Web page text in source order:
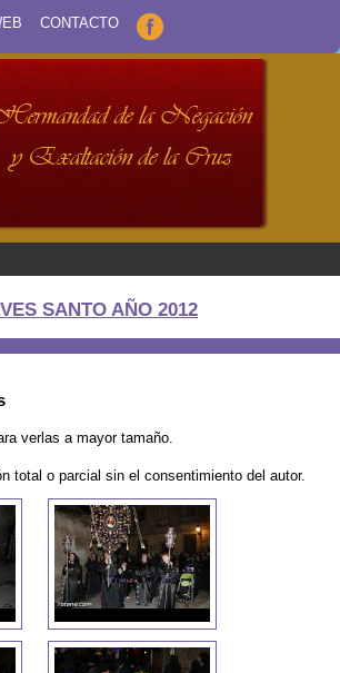
CONTACTO
SANTO AÑO 2012
verlas a mayor tamaño.
total o parcial sin el consentimiento del autor.